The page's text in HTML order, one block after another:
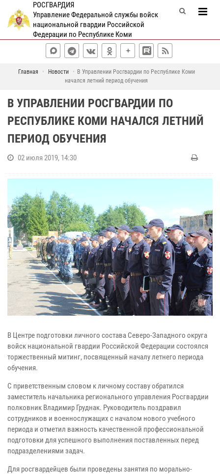
РОСГВАРДИЯ
Управление Федеральной службы войск
национальной гвардии Российской
Федерации по Республике Коми
Главная Новости
В Управлении Росгвардии по Республике Коми
начался летний период обучения
В УПРАВЛЕНИИ РОСГВАРДИИ ПО
РЕСПУБЛИКЕ КОМИ НАЧАЛСЯ ЛЕТНИЙ
ПЕРИОД ОБУЧЕНИЯ
02 июля 2019, 14:30
В Центре подготовки личного состава Северо-Западного округа
войск национальной гвардии Российской Федерации состоялся
торжественный митинг, посвященный началу летнего периода
обучения.
С приветственным словом к личному составу обратился
заместитель начальника регионального управления Росгвардии
полковник Владимир Груднак. Руководитель поздравил
сотрудников и военнослужащих с началом нового учебного
периода и отметил важность качественной профессиональной
подготовки для успешного выполнения поставленных перед
подразделениями задач.
Для росгвардейцев были проведены занятия по морально-